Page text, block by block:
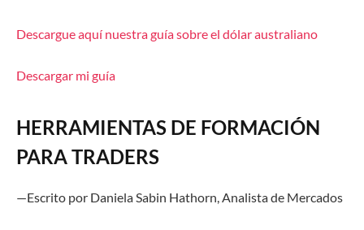
Descargue aquí nuestra guía sobre el dólar australiano
Descargar mi guía
HERRAMIENTAS DE FORMACIÓN
PARA TRADERS
—Escrito por Daniela Sabin Hathorn, Analista de Mercados